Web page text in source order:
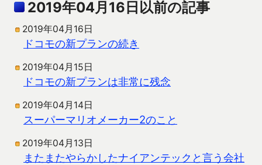
2019年04月16日以前の記事
2019年04月16日
ドコモの新プランの続き
2019年04月15日
ドコモの新プランは非常に残念
2019年04月14日
スーパーマリオメーカー2のこと
2019年04月13日
またまたやらかしたナイアンテックと言う会社